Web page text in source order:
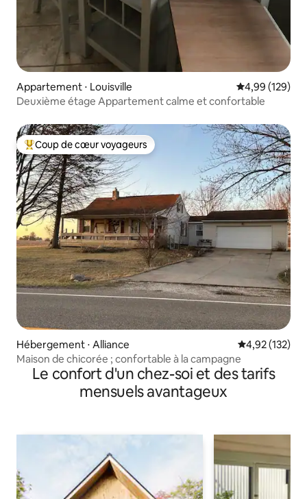
Appartement ⋅ Louisville Évaluation
4,99 (129)
Deuxième étage Appartement calme et confortable
Coups de cœur voyageurs les plus appréciés
Coup de cœur voyageurs
Hébergement ⋅ Alliance Évaluation
4,92 (132)
Maison de chicorée ; confortable à la campagne
Le confort d'un chez-soi et des tarifs
mensuels avantageux